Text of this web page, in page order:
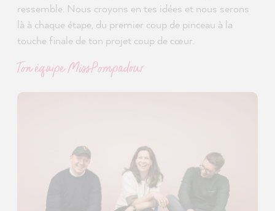
ressemble. Nous croyons en tes idées et nous serons
là à chaque étape, du premier coup de pinceau à la
touche finale de ton projet coup de cœur.
Ton équipe MissPompadour